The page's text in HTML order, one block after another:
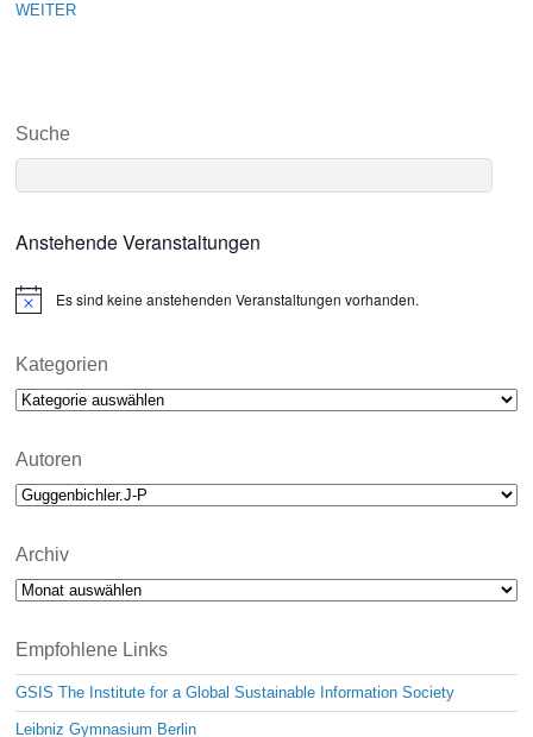
WEITER
Suche
Anstehende Veranstaltungen
N
i
e
Es sind keine anstehenden Veranstaltungen vorhanden.
Kategorien
Kategorien
Autoren
Archiv
Archiv
Empfohlene Links
GSIS The Institute for a Global Sustainable Information Society
Leibniz Gymnasium Berlin